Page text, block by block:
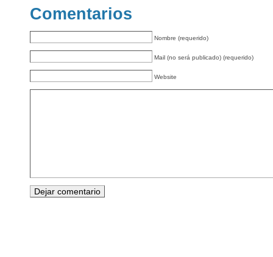
Comentarios
Nombre (requerido)
Mail (no será publicado) (requerido)
Website